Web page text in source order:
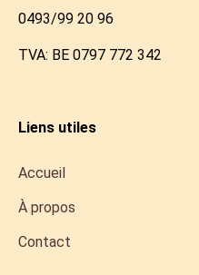
0493/99 20 96
TVA: BE 0797 772 342
Liens utiles
Accueil
À propos
Contact